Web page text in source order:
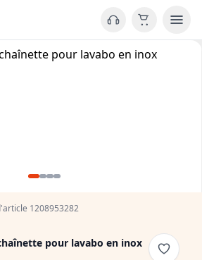
1208953282
pour lavabo en inox